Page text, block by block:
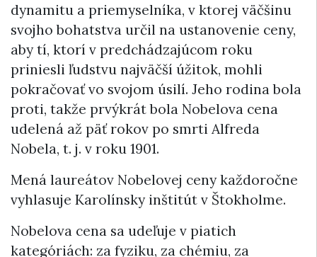
dynamitu a priemyselníka, v ktorej väčšinu
svojho bohatstva určil na ustanovenie ceny,
aby tí, ktorí v predchádzajúcom roku
priniesli ľudstvu najväčší úžitok, mohli
pokračovať vo svojom úsilí. Jeho rodina bola
proti, takže prvýkrát bola Nobelova cena
udelená až päť rokov po smrti Alfreda
Nobela, t. j. v roku 1901.
Mená laureátov Nobelovej ceny každoročne
vyhlasuje Karolínsky inštitút v Štokholme.
Nobelova cena sa udeľuje v piatich
kategóriách: za fyziku, za chémiu, za